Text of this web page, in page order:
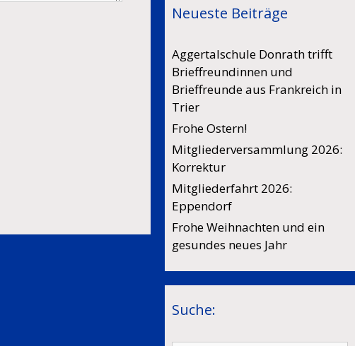
Neueste Beiträge
Aggertalschule Donrath trifft
Brieffreundinnen und
Brieffreunde aus Frankreich in
Trier
Frohe Ostern!
Mitgliederversammlung 2026:
Korrektur
Mitgliederfahrt 2026:
Eppendorf
Frohe Weihnachten und ein
gesundes neues Jahr
Suche: